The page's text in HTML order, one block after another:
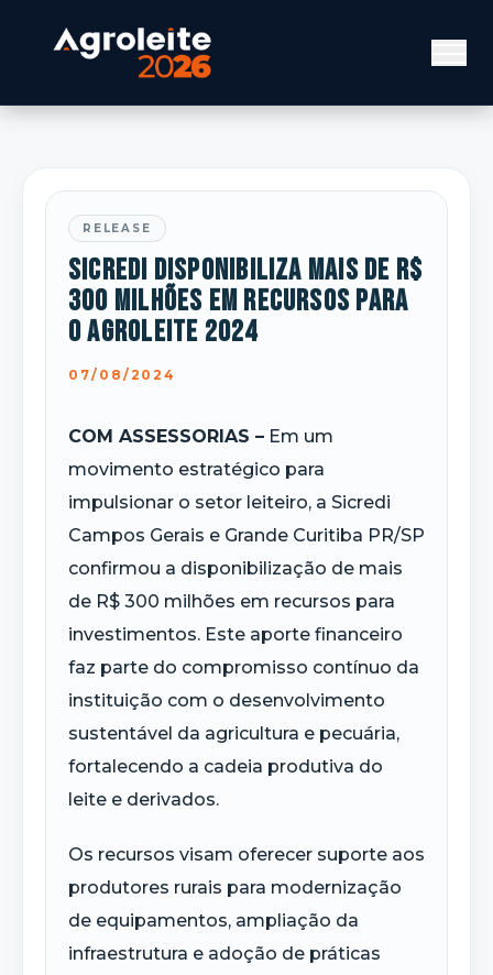
RELEASE
Sicredi disponibiliza mais de R$
300 Milhões em recursos para
o Agroleite 2024
07/08/2024
COM ASSESSORIAS – Em um
movimento estratégico para
impulsionar o setor leiteiro, a Sicredi
Campos Gerais e Grande Curitiba PR/SP
confirmou a disponibilização de mais
de R$ 300 milhões em recursos para
investimentos. Este aporte financeiro
faz parte do compromisso contínuo da
instituição com o desenvolvimento
sustentável da agricultura e pecuária,
fortalecendo a cadeia produtiva do
leite e derivados.
Os recursos visam oferecer suporte aos
produtores rurais para modernização
de equipamentos, ampliação da
infraestrutura e adoção de práticas